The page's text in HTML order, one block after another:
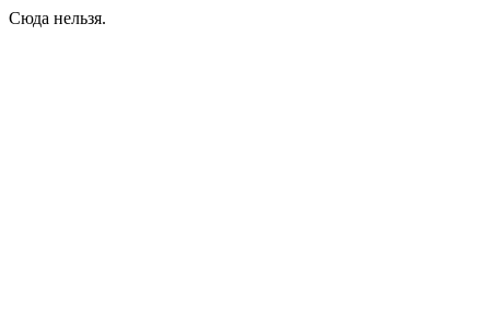
Сюда нельзя.